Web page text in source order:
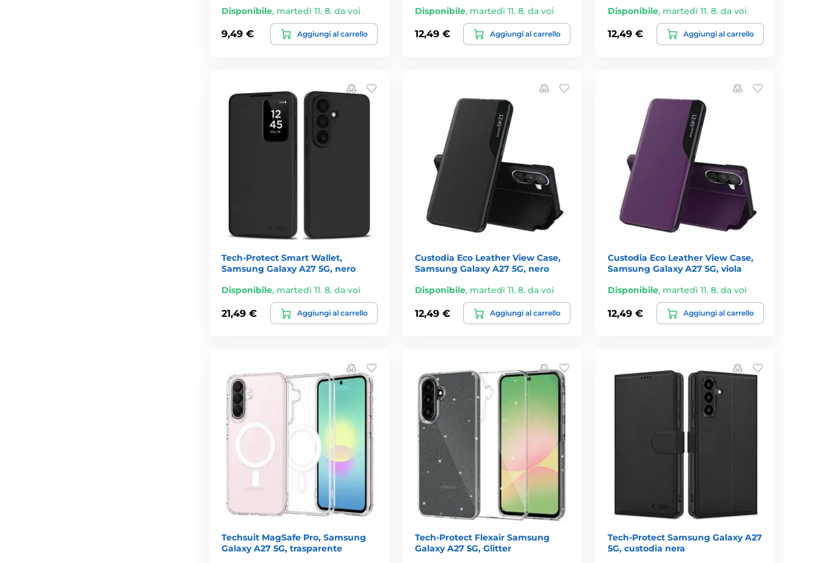
Disponibile, martedì 11. 8. da voi
9,49 € Aggiungi al carrello
Disponibile, martedì 11. 8. da voi
12,49 € Aggiungi al carrello
Disponibile, martedì 11. 8. da voi
12,49 € Aggiungi al carrello
Tech-Protect Smart Wallet,
Samsung Galaxy A27 5G, nero
Disponibile, martedì 11. 8. da voi
21,49 € Aggiungi al carrello
Custodia Eco Leather View Case,
Samsung Galaxy A27 5G, nero
Disponibile, martedì 11. 8. da voi
12,49 € Aggiungi al carrello
Custodia Eco Leather View Case,
Samsung Galaxy A27 5G, viola
Disponibile, martedì 11. 8. da voi
12,49 € Aggiungi al carrello
Techsuit MagSafe Pro, Samsung
Galaxy A27 5G, trasparente
Tech-Protect Flexair Samsung
Galaxy A27 5G, Glitter
Tech-Protect Samsung Galaxy A27
5G, custodia nera